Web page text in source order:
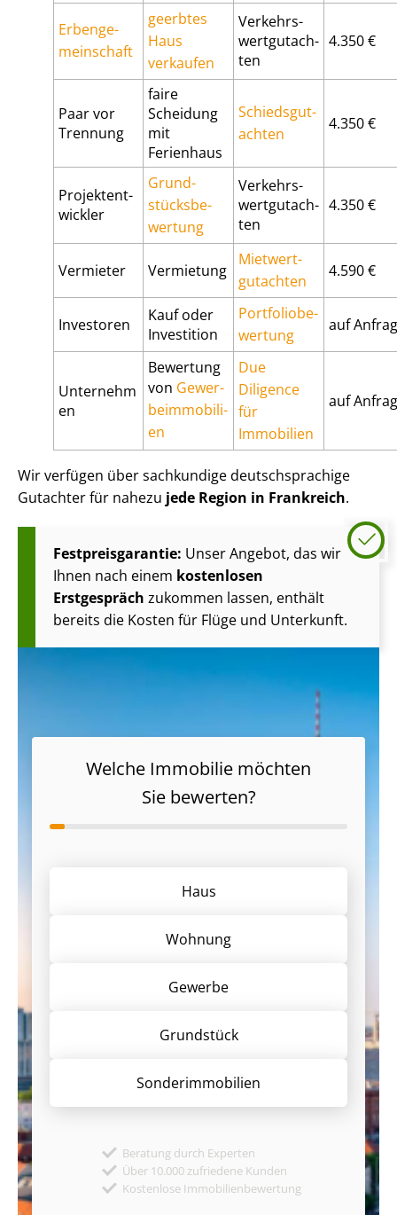
Er­ben­ge­
mein­schaft
geerbtes
Haus
verkaufen
Ver­kehrs­
wert­gut­ach­
ten
4.350 €
Paar vor
Trennung
faire
Scheidung
mit
Ferienhaus
Schieds­gut­
ach­ten
4.350 €
Pro­jekt­ent­
wick­ler
Grund­
stücks­be­
wer­tung
Ver­kehrs­
wert­gut­ach­
ten
4.350 €
Vermieter Vermietung
Miet­wert­
gut­ach­ten
4.590 €
Investoren
Kauf oder
Investition
Port­fo­lio­be­
wer­tung
auf
Unternehm
en
Bewertung
von Ge­wer­
be­im­mo­bi­li­
en
Due
Diligence
für
Immobilien
auf
Wir verfügen über sachkundige deutsch­spra­chi­ge
Gutachter für nahezu jede Region in Frankreich.
Fest­preis­ga­ran­tie: Unser Angebot, das wir
Ihnen nach einem kostenlosen
Erstgespräch zukommen lassen, enthält
bereits die Kosten für Flüge und Unterkunft.
Welche Immobilie möchten
Sie bewerten?
Haus
Wohnung
Gewerbe
Grund­stück
Sonder­immobilien
Beratung durch Experten
Über 10.000 zufriedene Kunden
Kostenlose Immobilienbewertung